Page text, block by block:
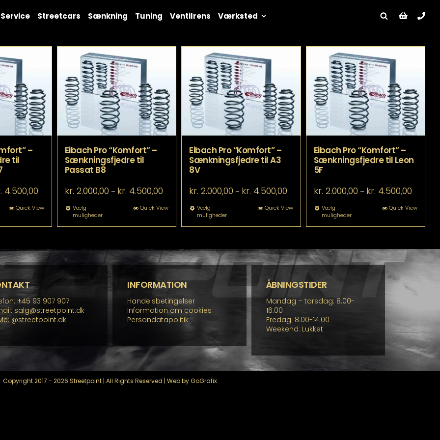
Service Streetcars Sænkning Tuning Ventilrens Værksted
–
til
4.500,00 Prisinterval:
til
kr. 4.500,00
Quick View
Eibach Pro “Komfort” –
Sænkningsfjedre til
Passat B8
kr. 2.000,00 – kr. 4.500,00Prisinterval:
til
kr. 4.500,00
Vælg
muligheder
Dette
har
Mulighederne
kan
Quick View
Eibach Pro “Komfort” –
Sænkningsfjedre til A3
8V
kr. 2.000,00 – kr. 4.500,00 Prisinterval:
til
kr. 4.500,00
Vælg
muligheder
Dette
har
Mulighederne
kan
Quick View
Eibach Pro “Komfort” –
Sænkningsfjedre til Leon
5F
kr. 2.000,00 – kr. 4.500,00
til
Vælg
muligheder
Dette
har
Mulighederne
kan
på
Quick View
+45 93 907 907
salg@streetpoint.dk
@streetpoint.dk
INFORMATION
Handelsbetingelser
Information om cookies
Persondatapolitik
ÅBNINGSTIDER
Mandag – torsdag: 8.00-
16.00
Fredag: 8.00-14.00
Weekend: Lukket
Copyright 2017 - 2026 Streetpoint | All Rights Reserved | Web by GoGrafix